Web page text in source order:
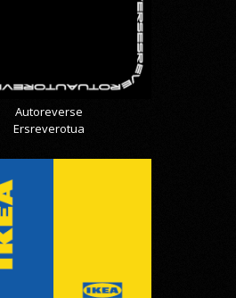
Autoreverse
Ersreverotua